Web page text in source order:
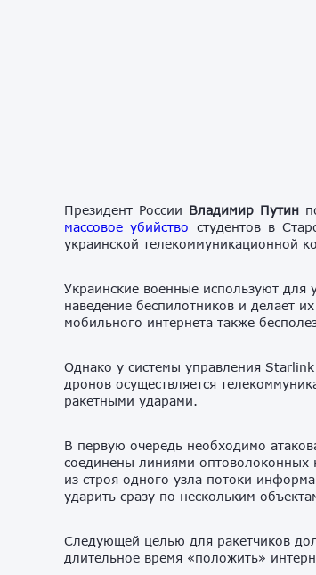
Президент России Владимир Путин
массовое убийство студентов в
украинской телекоммуникационной
Украинские военные используют для
наведение беспилотников и делает
мобильного интернета также
Однако у системы управления
дронов осуществляется
ракетными ударами.
В первую очередь необходимо
соединены линиями оптоволоконных
из строя одного узла потоки
ударить сразу по нескольким
Следующей целью для ракетчиков
длительное время «положить»